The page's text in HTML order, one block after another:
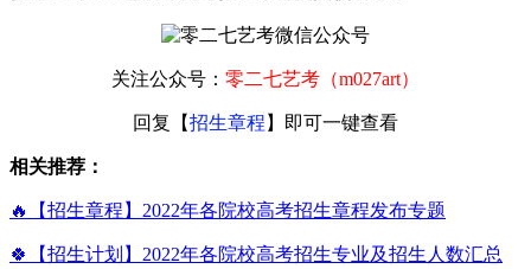
关注公众号： 零二七艺考（m027art）
回复【招生章程】即可一键查看
相关推荐：
🔥【招生章程】2022年各院校高考招生章程发布专题
🍀【招生计划】2022年各院校高考招生专业及招生人数汇总